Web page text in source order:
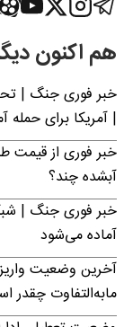
هم اکنون
خبر فوری جنگ |
| آمریکا برای حمله
آبشده چند؟
آماده می‌شود
آخرین وضعیت
مابه‌التفاوت چقدر